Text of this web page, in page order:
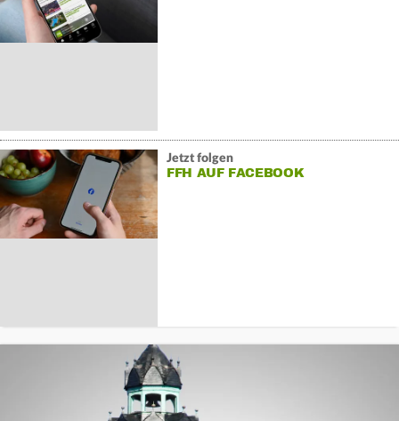
Jetzt folgen
FFH AUF FACEBOOK